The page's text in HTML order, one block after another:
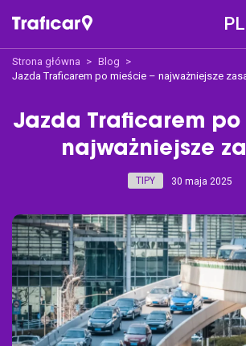
PL
Traficar
Jak to działa
Traficar Polecam
Oferta
Cennik
Pakiety
Voucher
Zamów wynajem
Traficar Business
Strona główna
Blog
Jazda Traficarem po mieście – najważniejsze
Jazda Traficarem po
najważniejsze
TIPY 30 maja 2025